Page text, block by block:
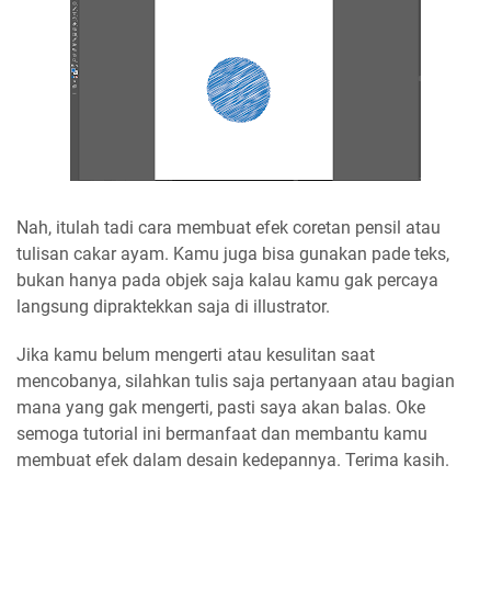
Nah, itulah tadi cara membuat efek coretan pensil atau
tulisan cakar ayam. Kamu juga bisa gunakan pade teks,
bukan hanya pada objek saja kalau kamu gak percaya
langsung dipraktekkan saja di illustrator.
Jika kamu belum mengerti atau kesulitan saat
mencobanya, silahkan tulis saja pertanyaan atau bagian
mana yang gak mengerti, pasti saya akan balas. Oke
semoga tutorial ini bermanfaat dan membantu kamu
membuat efek dalam desain kedepannya. Terima kasih.